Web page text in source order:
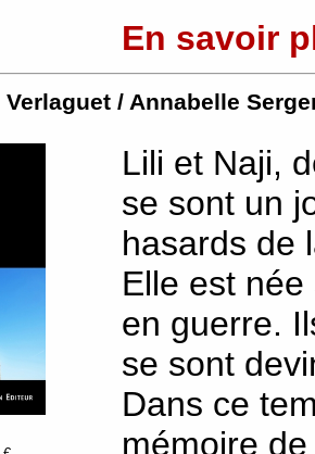
En savoir
/ Annabelle
Lili et Naji,
se sont un
hasards de
Elle est
en guerre.
se sont
Dans ce
mémoire